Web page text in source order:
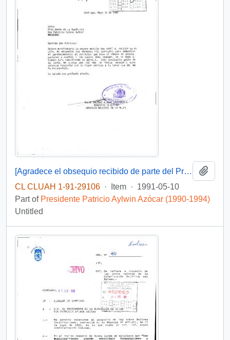
[Agradece el obsequio recibido de parte del Presidente]
CL CLUAH 1-91-29106 · Item · 1991-05-10
Part of Presidente Patricio Aylwin Azócar (1990-1994)
Untitled